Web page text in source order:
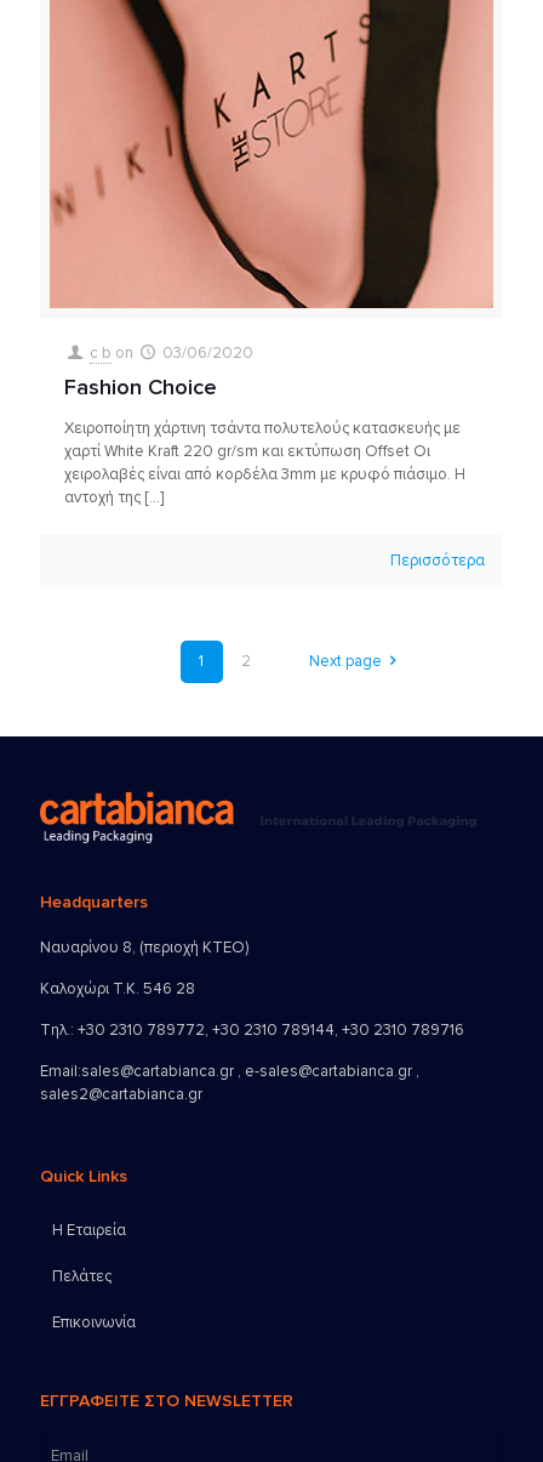
c b on 03/06/2020
Fashion Choice
Χειροποίητη χάρτινη τσάντα πολυτελούς κατασκευής με
χαρτί White Kraft 220 gr/sm και εκτύπωση Offset Οι
χειρολαβές είναι από κορδέλα 3mm με κρυφό πιάσιμο. Η
αντοχή της […]
Περισσότερα
1 2 Next page
Headquarters
Ναυαρίνου 8, (περιοχή ΚΤΕΟ)
Καλοχώρι Τ.Κ. 546 28
Τηλ.: +30 2310 789772, +30 2310 789144, +30 2310 789716
Email:sales@cartabianca.gr , e-sales@cartabianca.gr ,
sales2@cartabianca.gr
Quick Links
Η Εταιρεία
Πελάτες
Επικοινωνία
ΕΓΓΡΑΦΕΙΤΕ ΣΤΟ NEWSLETTER